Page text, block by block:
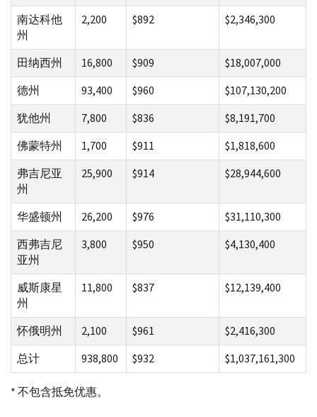
南达科他
州
2,200 $892 $2,346,300
田纳西州 16,800 $909
$18,007,000
德州
93,400 $960
$107,130,200
犹他州
7,800 $836
$8,191,700
佛蒙特州
1,700 $911
$1,818,600
弗吉尼亚
州
25,900 $914 $28,944,600
华盛顿州 26,200 $976
$31,110,300
西弗吉尼
亚州
3,800 $950 $4,130,400
威斯康星
州
11,800 $837 $12,139,400
怀俄明州 2,100 $961
$2,416,300
总计
938,800 $932 $1,037,161,300
* 不包含抵免优惠。